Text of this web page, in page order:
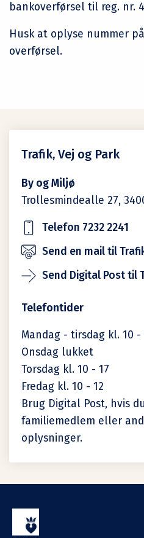
bankoverførsel til reg. nr.
Husk at oplyse nummer
overførsel.
Trafik, Vej og Park
By og Miljø
Trollesmindealle 27,
Telefon 7232 2241
Send en mail til
Send Digital Post til
Telefontider
Mandag - tirsdag kl. 10 -
Onsdag lukket
Torsdag kl. 10 - 17
Fredag kl. 10 - 12
Brug Digital Post, hvis
familiemedlem eller
oplysninger.